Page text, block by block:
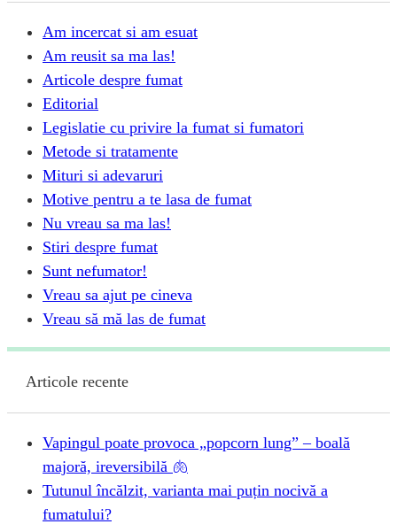
Am incercat si am esuat
Am reusit sa ma las!
Articole despre fumat
Editorial
Legislatie cu privire la fumat si fumatori
Metode si tratamente
Mituri si adevaruri
Motive pentru a te lasa de fumat
Nu vreau sa ma las!
Stiri despre fumat
Sunt nefumator!
Vreau sa ajut pe cineva
Vreau să mă las de fumat
Articole recente
Vapingul poate provoca „popcorn lung” – boală
majoră, ireversibilă 🫁
Tutunul încălzit, varianta mai puțin nocivă a
fumatului?